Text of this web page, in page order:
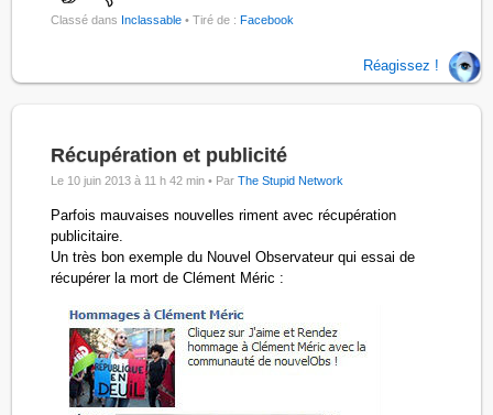
Classé dans Inclassable • Tiré de :Facebook
Réagissez !
Récupération et publicité
Le 10 juin 2013 à 11 h 42 min • ParThe Stupid Network
Parfois mauvaises nouvelles riment avec récupération
publicitaire.
Un très bon exemple du Nouvel Observateur qui essai de
récupérer la mort de Clément Méric :